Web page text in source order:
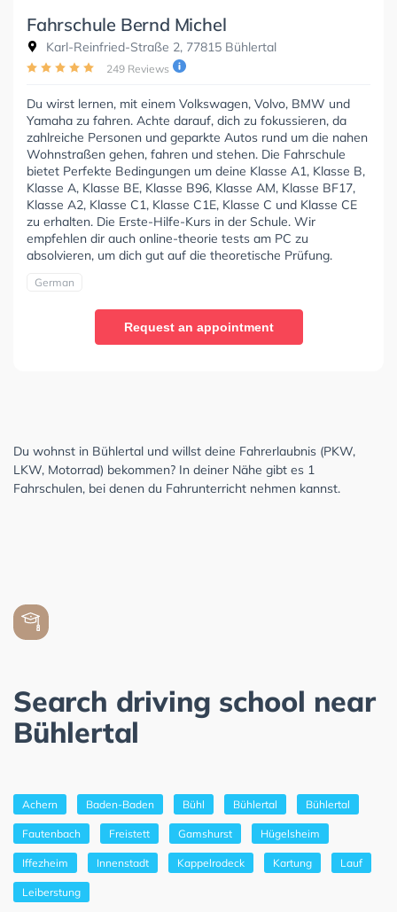
Fahrschule Bernd Michel
Karl-Reinfried-Straße 2, 77815 Bühlertal
249 Reviews
Du wirst lernen, mit einem Volkswagen, Volvo, BMW und
Yamaha zu fahren. Achte darauf, dich zu fokussieren, da
zahlreiche Personen und geparkte Autos rund um die nahen
Wohnstraßen gehen, fahren und stehen. Die Fahrschule
bietet Perfekte Bedingungen um deine Klasse A1, Klasse B,
Klasse A, Klasse BE, Klasse B96, Klasse AM, Klasse BF17,
Klasse A2, Klasse C1, Klasse C1E, Klasse C und Klasse CE
zu erhalten. Die Erste-Hilfe-Kurs in der Schule. Wir
empfehlen dir auch online-theorie tests am PC zu
absolvieren, um dich gut auf die theoretische Prüfung.
German
Request an appointment
Du wohnst in Bühlertal und willst deine Fahrerlaubnis (PKW,
LKW, Motorrad) bekommen? In deiner Nähe gibt es 1
Fahrschulen, bei denen du Fahrunterricht nehmen kannst.
Search driving school near
Bühlertal
Achern Baden-Baden Bühl Bühlertal Bühlertal
Fautenbach Freistett Gamshurst Hügelsheim
Iffezheim Innenstadt Kappelrodeck Kartung Lauf
Leiberstung